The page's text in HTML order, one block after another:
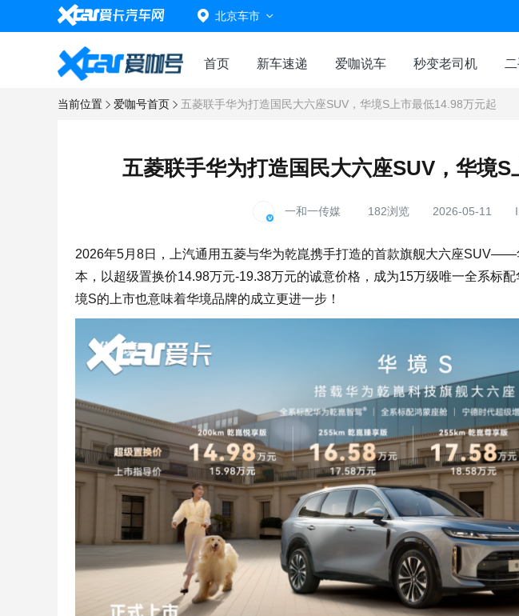
北京车市
首页 新车速递 爱咖说车 秒变老司机
当前位置 爱咖号首页 五菱联手华为打造国民大六座SUV，华境S上市最低14.98万元起
五菱联手华为打造国民大六座SUV，华境S
一和一传媒 182浏览 2026-05-11
2026年5月8日，上汽通用五菱与华为乾崑携手打造的首款旗舰大六座
本，以超级置换价14.98万元-19.38万元的诚意价格，成为15万级唯一全系标
境S的上市也意味着华境品牌的成立更进一步！